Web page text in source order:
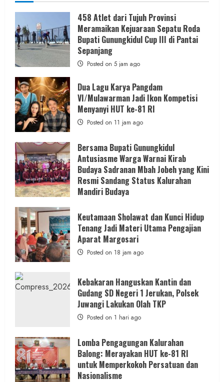
458 Atlet dari Tujuh Provinsi
Meramaikan Kejuaraan Sepatu Roda
Bupati Gunungkidul Cup III di Pantai
Sepanjang
Posted on 5 jam ago
Dua Lagu Karya Pangdam
VI/Mulawarman Jadi Ikon Kompetisi
Menyanyi HUT ke-81 RI
Posted on 11 jam ago
Bersama Bupati Gunungkidul
Antusiasme Warga Warnai Kirab
Budaya Sadranan Mbah Jobeh yang Kini
Resmi Sandang Status Kalurahan
Mandiri Budaya
Keutamaan Sholawat dan Kunci Hidup
Tenang Jadi Materi Utama Pengajian
Aparat Margosari
Posted on 18 jam ago
Kebakaran Hanguskan Kantin dan
Gudang SD Negeri 1 Jerukan, Polsek
Juwangi Lakukan Olah TKP
Posted on 1 hari ago
Lomba Pengagungan Kalurahan
Balong: Merayakan HUT ke-81 RI
untuk Memperkokoh Persatuan dan
Nasionalisme